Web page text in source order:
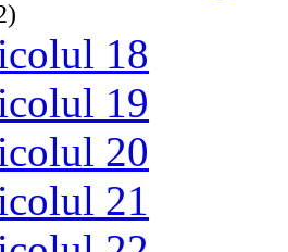
18
19
20
21